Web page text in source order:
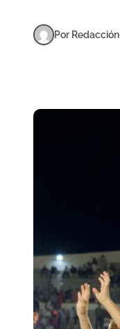
Por Redacción